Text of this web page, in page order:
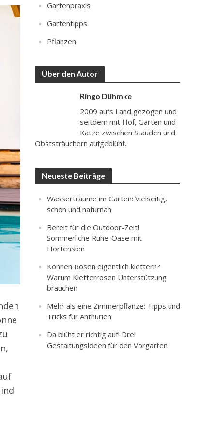
Gartenpraxis
Gartentipps
Pflanzen
Über den Autor
Ringo Dühmke
2009 aufs Land gezogen und
seitdem mit Hof, Garten und
Katze zwischen Stauden und
Obststräuchern aufgeblüht.
Neueste Beiträge
Wasserträume im Garten: Vielseitig,
schön und naturnah
Bereit für die Outdoor-Zeit!
Sommerliche Ruhe-Oase mit
Hortensien
Können Rosen eigentlich klettern?
Warum Kletterrosen Unterstützung
brauchen
Mehr als eine Zimmerpflanze: Tipps und
Tricks für Anthurien
Da blüht er richtig auf! Drei
Gestaltungsideen für den Vorgarten